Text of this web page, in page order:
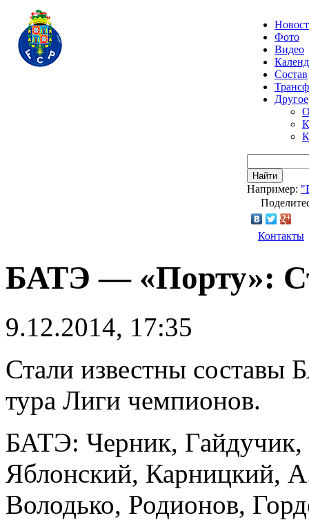
Фото
Видео
Состав
Другое
Найти
Например:
Контакты
БАТЭ — «Порту»:
9.12.2014, 17:35
Стали известны составы
тура Лиги чемпионов.
БАТЭ: Черник,
Яблонский, Карницкий,
Володько, Родионов,